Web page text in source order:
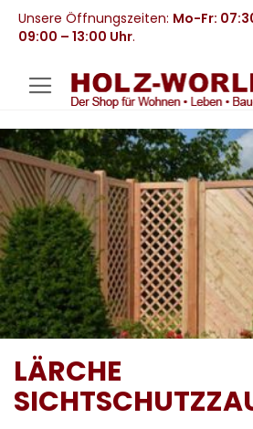
Unsere Öffnungszeiten: Mo-Fr:
09:00 – 13:00 Uhr.
LÄRCHE